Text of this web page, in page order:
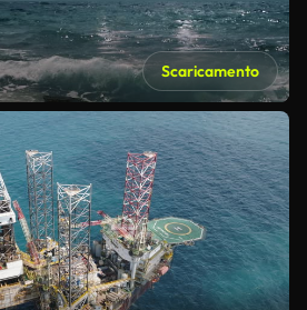
Scaricamento